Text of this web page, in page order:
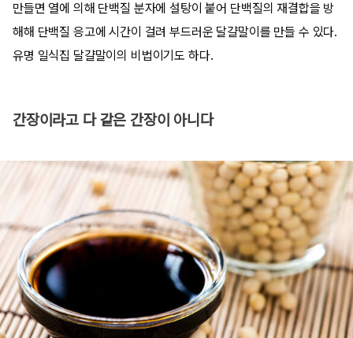
만들면 열에 의해 단백질 분자에 설탕이 붙어 단백질의 재결합을 방
해해 단백질 응고에 시간이 걸려 부드러운 달걀말이를 만들 수 있다.
유명 일식집 달걀말이의 비법이기도 하다.
간장이라고 다 같은 간장이 아니다